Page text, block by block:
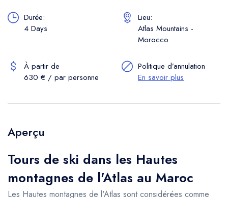
Durée:
4 Days
Lieu:
Atlas Mountains -
Morocco
À partir de
630 € / par personne
Politique d’annulation
En savoir plus
Aperçu
Tours de ski dans les Hautes
montagnes de l'Atlas au Maroc
Les Hautes montagnes de l'Atlas sont considérées comme